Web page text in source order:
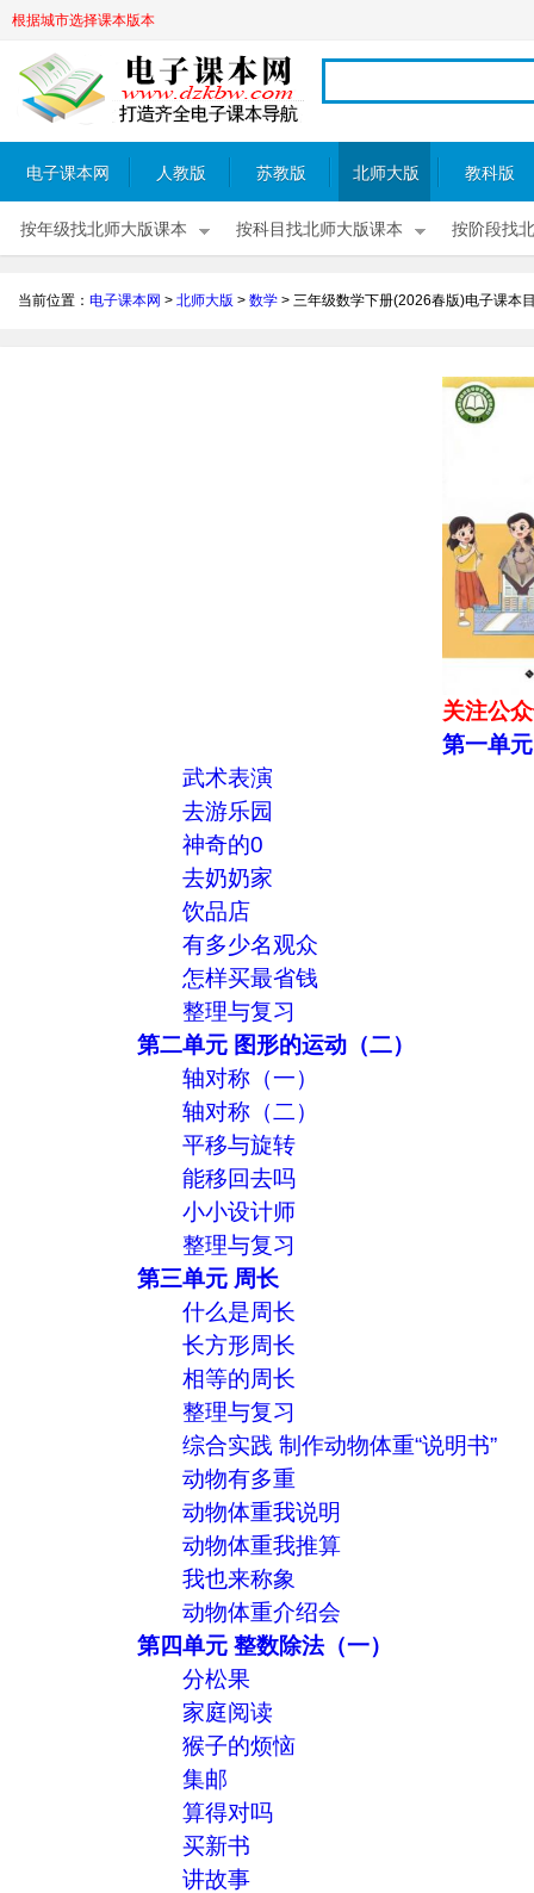
根据城市选择课本版本
电子课本网 人教版 苏教版 北师大版 教科版
按年级找北师大版课本 按科目找北师大版课本 按阶段找
当前位置： 电子课本网 > 北师大版 > 数学 > 三年级数学下册(2026春版)电子课本
关注公
第一单
武术表演
去游乐园
神奇的0
去奶奶家
饮品店
有多少名观众
怎样买最省钱
整理与复习
第二单元 图形的运动（二）
轴对称（一）
轴对称（二）
平移与旋转
能移回去吗
小小设计师
整理与复习
第三单元 周长
什么是周长
长方形周长
相等的周长
整理与复习
综合实践 制作动物体重“说明书”
动物有多重
动物体重我说明
动物体重我推算
我也来称象
动物体重介绍会
第四单元 整数除法（一）
分松果
家庭阅读
猴子的烦恼
集邮
算得对吗
买新书
讲故事